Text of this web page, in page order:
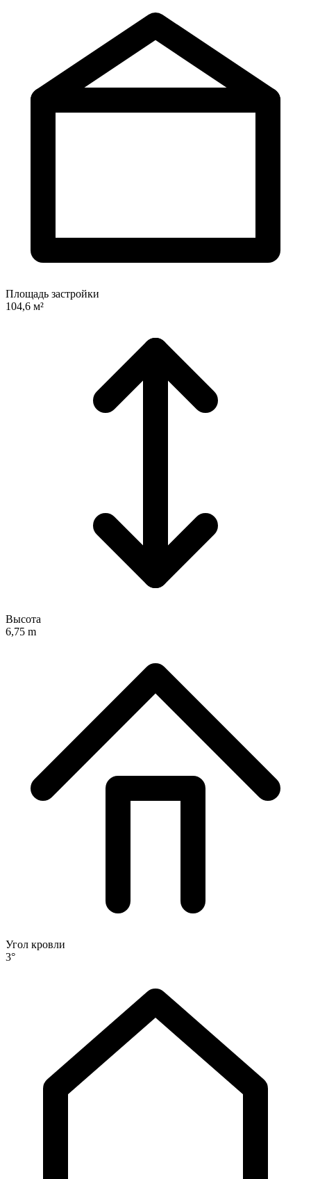
Площадь застройки
104,6 м²
Высота
6,75 m
Угол кровли
3°